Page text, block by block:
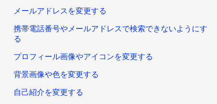
メールアドレスを変更する
携帯電話番号やメールアドレスで検索できないようにす
る
プロフィール画像やアイコンを変更する
背景画像や色を変更する
自己紹介を変更する